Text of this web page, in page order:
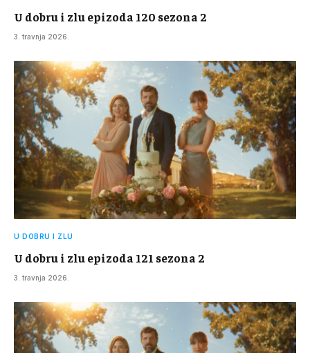
U dobru i zlu epizoda 120 sezona 2
3. travnja 2026.
U DOBRU I ZLU
U dobru i zlu epizoda 121 sezona 2
3. travnja 2026.